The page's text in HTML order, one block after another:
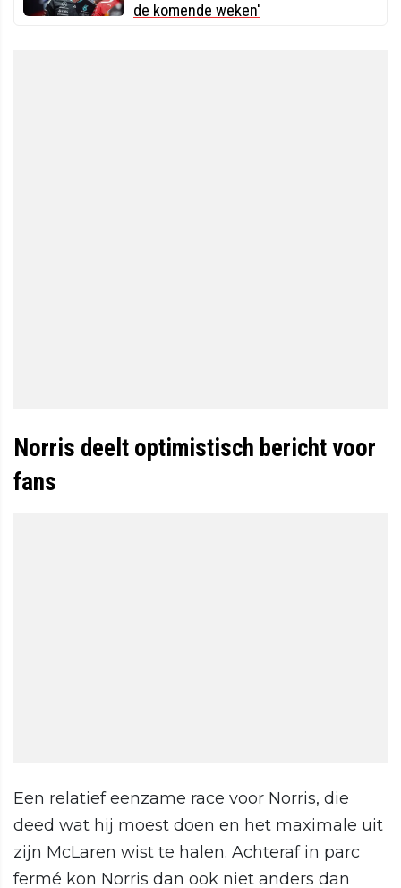
de komende weken'
Norris deelt optimistisch bericht voor
fans
Een relatief eenzame race voor Norris, die
deed wat hij moest doen en het maximale uit
zijn McLaren wist te halen. Achteraf in parc
fermé kon Norris dan ook niet anders dan